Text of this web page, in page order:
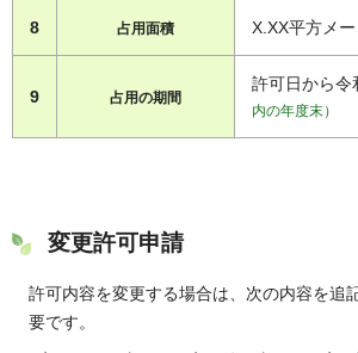
8 占用面積 X.XX平方メ
9 占用の期間
許可日から令
内の年度末）
変更許可申請
許可内容を変更する場合は、次の内容を追
要です。